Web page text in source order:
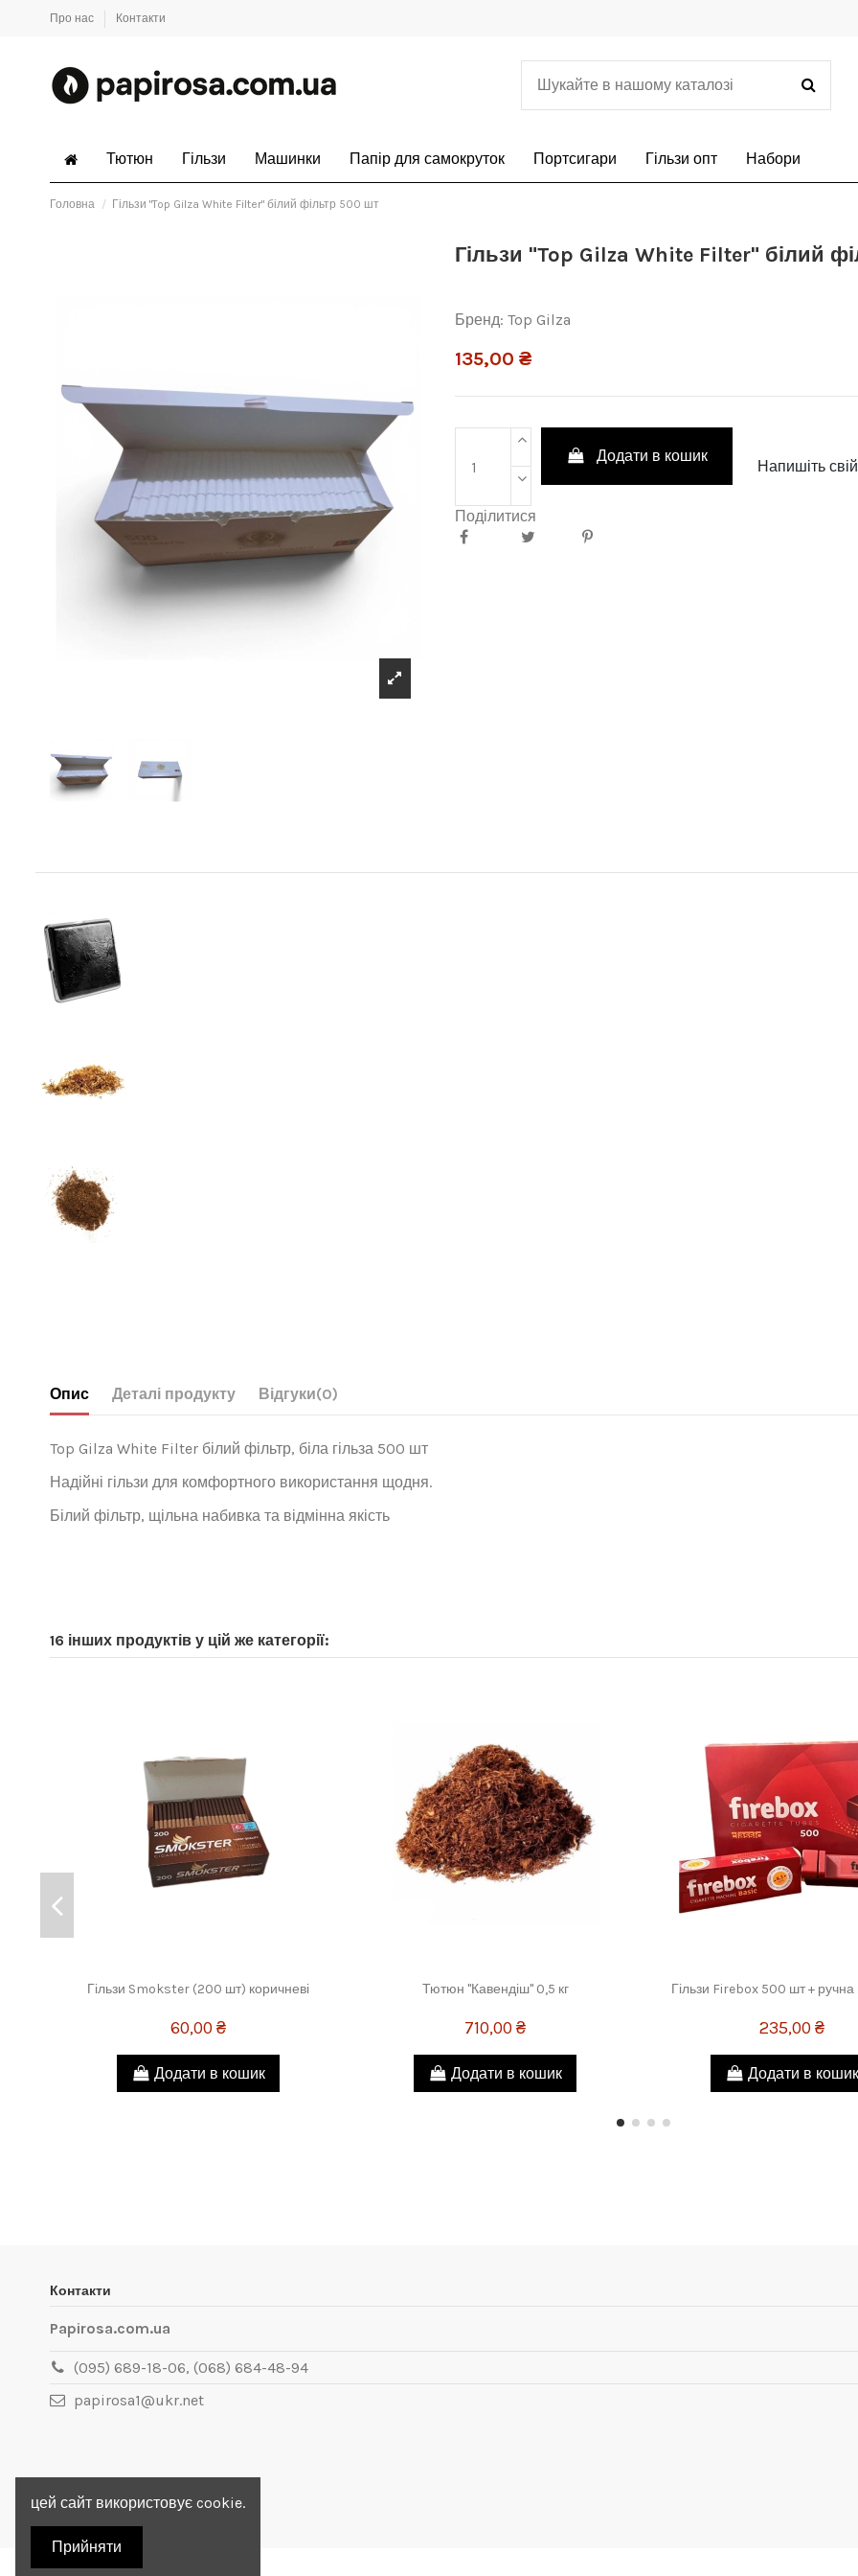
Про нас Контакти
Тютюн Гільзи Машинки Папір для самокруток Портсигари Гільзи опт Набори
Головна Гільзи "Top Gilza White Filter" білий фільтр 500 шт
Гільзи "Top Gilza White Filter" білий
Бренд: Top Gilza
135,00 ₴
Додати в кошик
Напишіть свій
Поділитися
Опис Деталі продукту Відгуки(0)
Top Gilza White Filter білий фільтр, біла гільза 500 шт
Надійні гільзи для комфортного використання щодня.
Білий фільтр, щільна набивка та відмінна якість
16 інших продуктів у цій же категорії:
Гільзи Smokster (200 шт) коричневі
60,00 ₴
Додати в кошик
Тютюн "Кавендіш" 0,5 кг
710,00 ₴
Додати в кошик
Гільзи Firebox 500 шт +
235,00 ₴
Додати в кошик
Контакти
Papirosa.com.ua
(095) 689-18-06, (068) 684-48-94
papirosa1@ukr.net
цей сайт використовує cookie.
Прийняти